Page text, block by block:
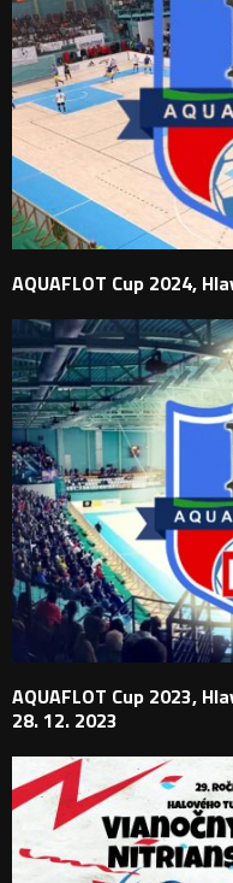
AQUAFLOT Cup 2024,
AQUAFLOT Cup 2023,
28. 12. 2023